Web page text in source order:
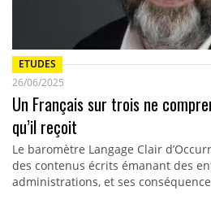
ETUDES
26/06/2025
Un Français sur trois ne
qu’il reçoit
Le baromètre Langage Clair
des contenus écrits émanant des
administrations, et ses